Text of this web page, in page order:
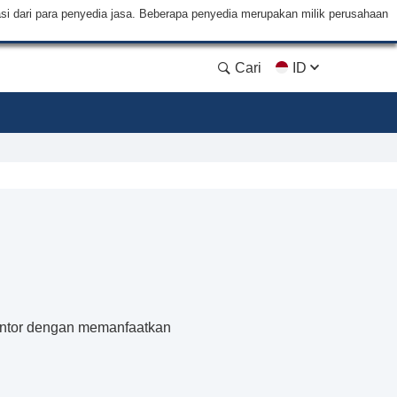
dari para penyedia jasa. Beberapa penyedia merupakan milik perusahaan
Cari ID
dengan memanfaatkan